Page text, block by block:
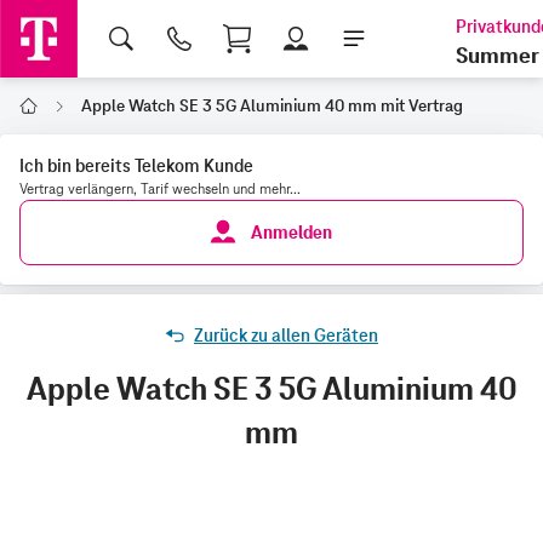
Shopping Cart
Summer
Home Apple Watch SE 3 5G Aluminium 40 mm mit Vertrag
Ich bin bereits Telekom Kunde
Vertrag verlängern, Tarif wechseln und mehr...
Anmelden
Zurück zu allen Geräten
Apple Watch SE 3 5G Aluminium 40
mm